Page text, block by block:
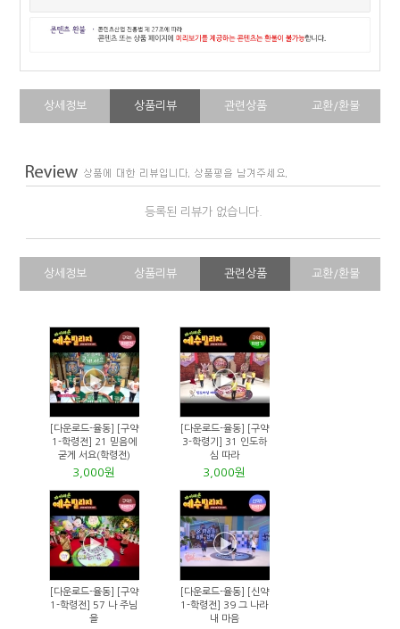
상세정보 상품리뷰 관련상품 교환/환불
등록된 리뷰가 없습니다.
상세정보 상품리뷰 관련상품 교환/환불
[다운로드-율동] [구약
1-학령전] 21 믿음에
굳게 서요(학령전)
3,000원
[다운로드-율동] [구약
3-학령기] 31 인도하
심 따라
3,000원
[다운로드-율동] [구약
1-학령전] 57 나 주님
을
[다운로드-율동] [신약
1-학령전] 39 그 나라
내 마음